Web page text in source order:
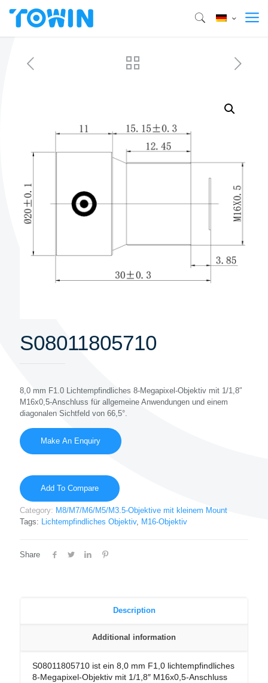
S08011805710
8,0 mm F1.0 Lichtempfindliches 8-Megapixel-Objektiv mit 1/1,8″
M16x0,5-Anschluss für allgemeine Anwendungen und einem
diagonalen Sichtfeld von 66,5°.
Add To Compare
Category: M8/M7/M6/M5/M3.5-Objektive mit kleinem Mount
Tags: Lichtempfindliches Objektiv, M16-Objektiv
Share
Description
Additional information
S08011805710 ist ein 8,0 mm F1,0 lichtempfindliches
8-Megapixel-Objektiv mit 1/1,8″ M16x0,5-Anschluss